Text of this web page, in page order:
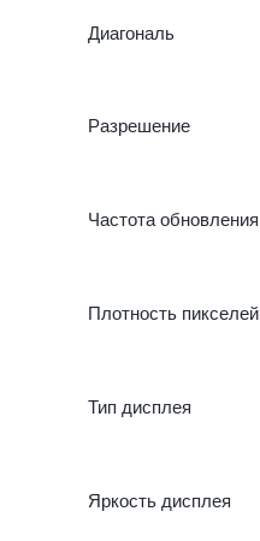
Диагональ
Разрешение
Частота обновления
Плотность пикселей
Тип дисплея
Яркость дисплея